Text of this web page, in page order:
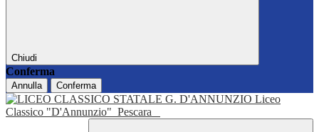
Chiudi
Conferma
Annulla Conferma
Liceo
Classico "D'Annunzio" Pescara